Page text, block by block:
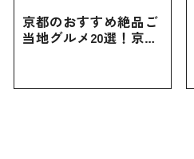
京都のおすすめ絶品ご
当地グルメ20選！京都